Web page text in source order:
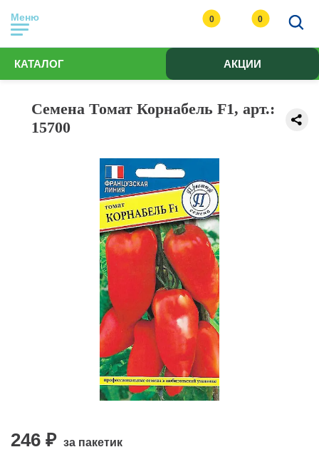
Меню 0 0
КАТАЛОГ АКЦИИ
Семена Томат Корнабель F1, арт.:
15700
246 ₽ за пакетик